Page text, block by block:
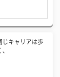
じキャリアは歩